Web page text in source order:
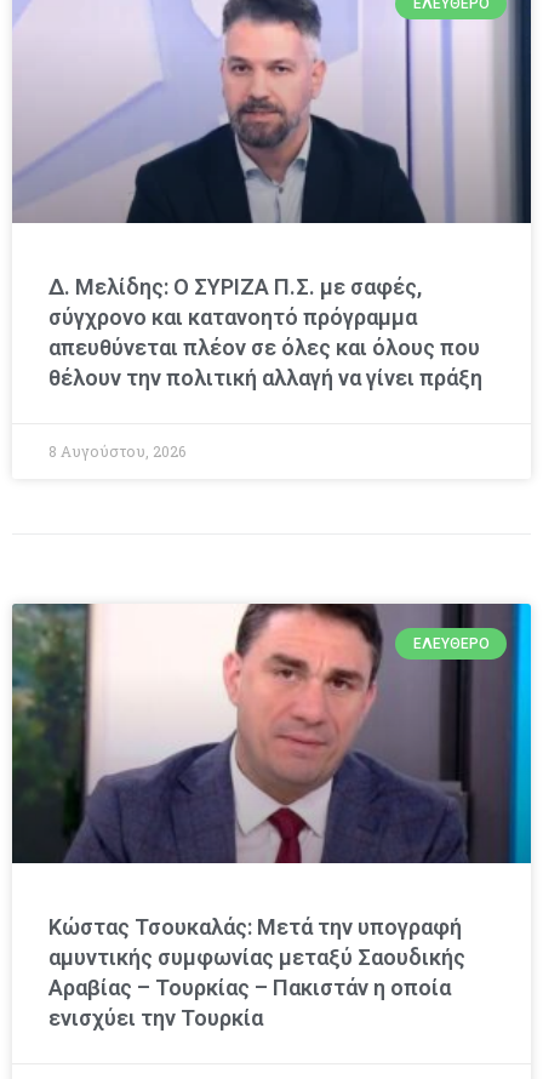
Δ. Μελίδης: Ο ΣΥΡΙΖΑ Π.Σ. με σαφές,
σύγχρονο και κατανοητό πρόγραμμα
απευθύνεται πλέον σε όλες και όλους που
θέλουν την πολιτική αλλαγή να γίνει πράξη
8 Αυγούστου, 2026
ΕΛΕΎΘΕΡΟ
Κώστας Τσουκαλάς: Μετά την υπογραφή
αμυντικής συμφωνίας μεταξύ Σαουδικής
Αραβίας – Τουρκίας – Πακιστάν η οποία
ενισχύει την Τουρκία